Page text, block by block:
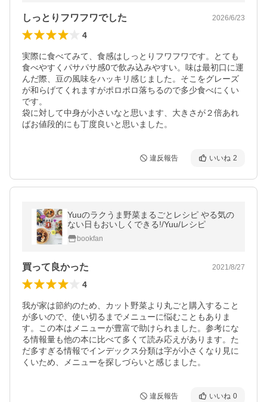
しっとりフワフワでした 2026/6/23
4
実際に食べてみて、食感はしっとりフワフワです。とても
食べやすくパサパサ感0で飲み込みやすい。味は最初口に運
んだ際、豆の風味をハッキリ感じました。そこをグレーズ
が和らげてくれますがポロポロ落ちるので多少食べにくい
です。
袋に対して中身が小さいなと思います、大きさが２倍あれ
ばお値段的にも丁度良いと思いました。
違反報告 いいね 2
Yuuのラクうま野菜まるごとレシピ やる気の
ない日もおいしくできる!/Yuu/レシピ
bookfan
買って良かった 2021/8/27
4
我が家は節約のため、カット野菜より丸ごと購入すること
が多いので、使い切るまでメニューに悩むこともありま
す。この本はメニューが豊富で助けられました。参考にな
る情報量も他の本に比べて多くて読み応えがあります。た
だ多すぎる情報でインデックス分類は字が小さくなり見に
くいため、メニューを探しづらいと感じました。
違反報告 いいね 0